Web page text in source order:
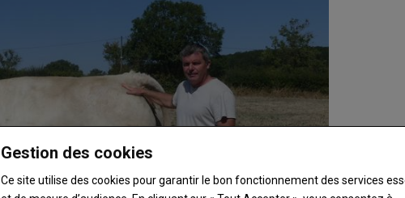
Gestion des cookies
Ce site utilise des cookies pour garantir le bon fonctionnement des services